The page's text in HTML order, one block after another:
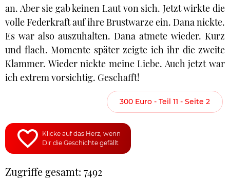
an. Aber sie gab keinen Laut von sich. Jetzt wirkte die
volle Federkraft auf ihre Brustwarze ein. Dana nickte.
Es war also auszuhalten. Dana atmete wieder. Kurz
und flach. Momente später zeigte ich ihr die zweite
Klammer. Wieder nickte meine Liebe. Auch jetzt war
ich extrem vorsichtig. Geschafft!
300 Euro - Teil 11 - Seite 2
Klicke auf das Herz, wenn
Dir die Geschichte gefällt
Zugriffe gesamt: 7492